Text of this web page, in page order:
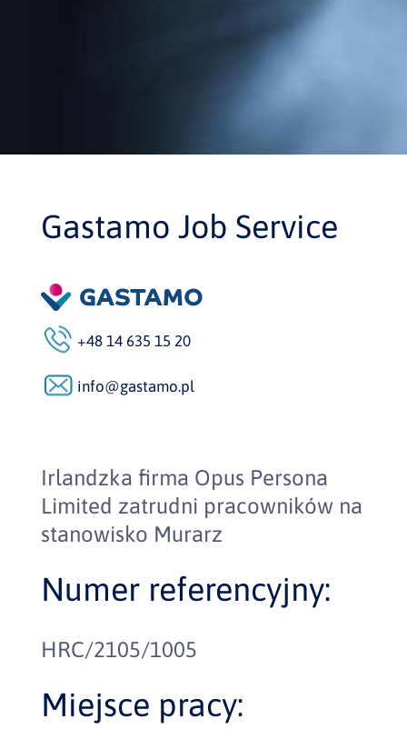
Gastamo Job Service
+48 14 635 15 20
info@gastamo.pl
Irlandzka firma Opus Persona
Limited zatrudni pracowników na
stanowisko Murarz
Numer referencyjny:
HRC/2105/1005
Miejsce pracy: